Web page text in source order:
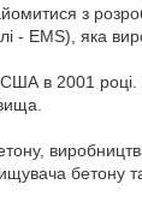
з
EMS), яка
в 2001 році.
бетону